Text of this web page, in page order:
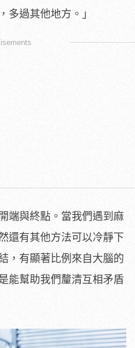
多過其他地方。」
端與終點。當我們遇到麻
還有其他方法可以冷靜下
，有顯著比例來自大腦的
能幫助我們釐清互相矛盾